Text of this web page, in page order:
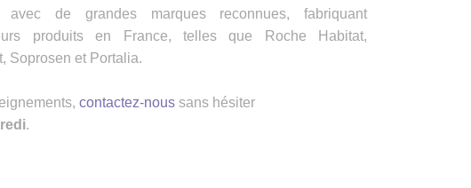
avec de grandes marques reconnues, fabriquant
produits en France, telles que Roche Habitat,
Soprosen et Portalia.
contactez-nous sans hésiter
.